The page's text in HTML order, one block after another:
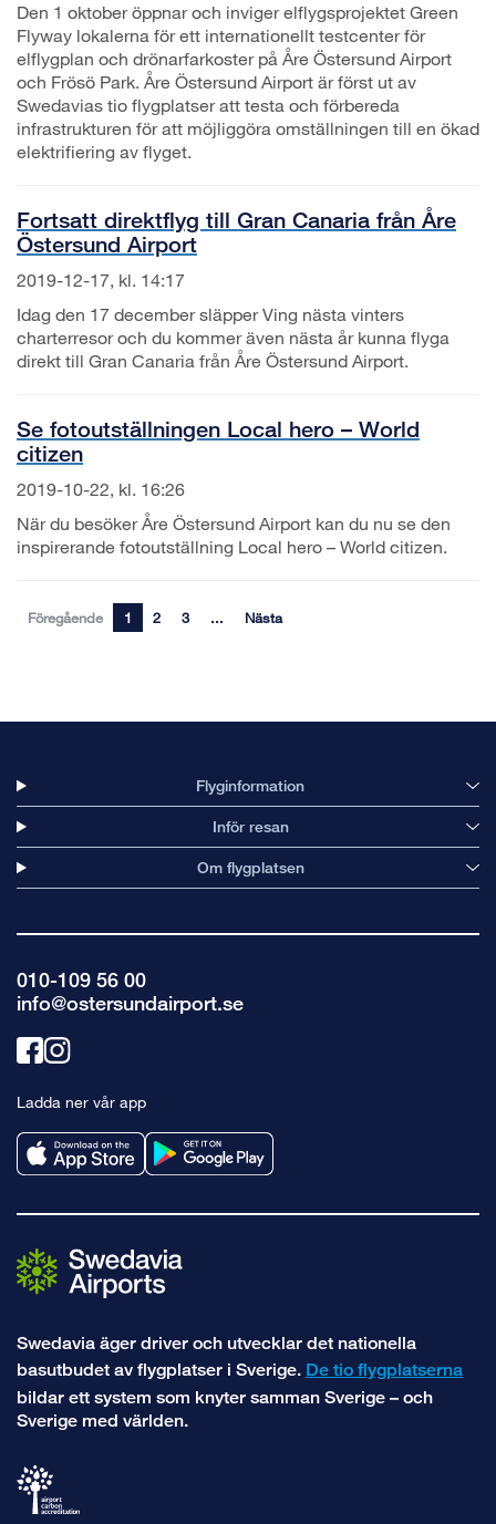
Den 1 oktober öppnar och inviger elflygsprojektet Green
Flyway lokalerna för ett internationellt testcenter för
elflygplan och drönarfarkoster på Åre Östersund Airport
och Frösö Park. Åre Östersund Airport är först ut av
Swedavias tio flygplatser att testa och förbereda
infrastrukturen för att möjliggöra omställningen till en ökad
elektrifiering av flyget.
Fortsatt direktflyg till Gran Canaria från Åre
Östersund Airport
2019-12-17, kl. 14:17
Idag den 17 december släpper Ving nästa vinters
charterresor och du kommer även nästa år kunna flyga
direkt till Gran Canaria från Åre Östersund Airport.
Se fotoutställningen Local hero – World
citizen
2019-10-22, kl. 16:26
När du besöker Åre Östersund Airport kan du nu se den
inspirerande fotoutställning Local hero – World citizen.
Föregående 1 2 3 ... Nästa
Flyginformation
Inför resan
Om flygplatsen
010-109 56 00
info@ostersundairport.se
Länk
facebook
Länk
instagram
Ladda ner vår app
Swedavia äger driver och utvecklar det nationella
basutbudet av flygplatser i Sverige. De tio flygplatserna
bildar ett system som knyter samman Sverige – och
Sverige med världen.